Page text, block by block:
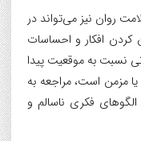
روان نیز می‌تواند در
افکار و احساسات
نسبت به موقعیت پیدا
مزمن است، مراجعه به
فکری ناسالم و